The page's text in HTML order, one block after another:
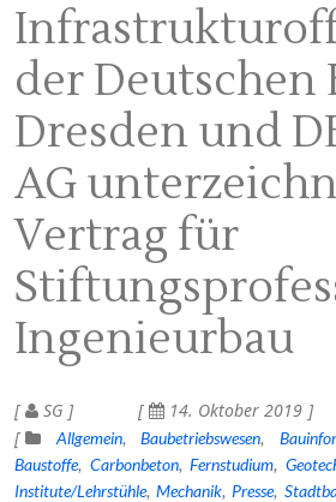
der Deutschen
Dresden und
AG
Vertrag für
Ingenieurbau
SG 14. Oktober 2019
Allgemein
Baubetriebswesen
Baustoffe Carbonbeton Fernstudium
Institute/Lehrstühle Mechanik Presse